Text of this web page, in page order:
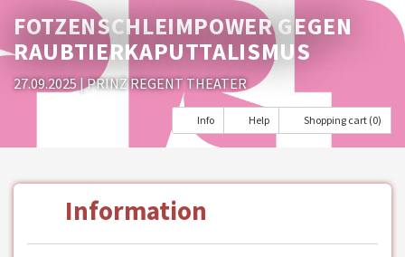
FOTZENSCHLEIMPOWER GEGEN
RAUBTIERKAPUTTALISMUS
27.09.2025 | PRINZ REGENT THEATER
Info Help Shopping cart (0)
Information